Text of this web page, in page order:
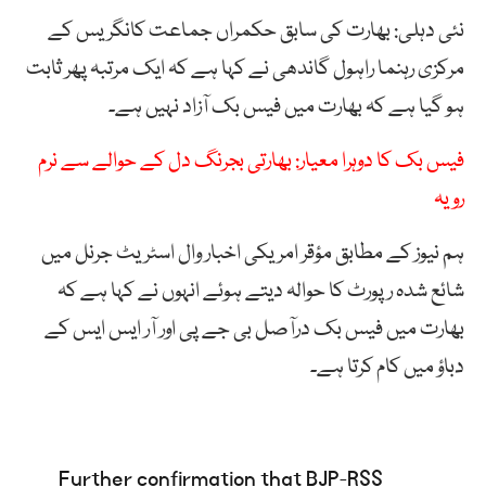
نئی دہلی: بھارت کی سابق حکمراں جماعت کانگریس کے
مرکزی رہنما راہول گاندھی نے کہا ہے کہ ایک مرتبہ پھر ثابت
ہو گیا ہے کہ بھارت میں فیس بک آزاد نہیں ہے۔
فیس بک کا دوہرا معیار: بھارتی بجرنگ دل کے حوالے سے نرم
رویہ
ہم نیوز کے مطابق مؤقر امریکی اخبار وال اسٹریٹ جرنل میں
شائع شدہ رپورٹ کا حوالہ دیتے ہوئے انہوں نے کہا ہے کہ
بھارت میں فیس بک درآصل بی جے پی اور آر ایس ایس کے
دباؤ میں کام کرتا ہے۔
Further confirmation that BJP-RSS